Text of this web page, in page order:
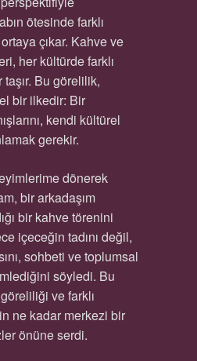
ötesinde farklı
çıkar. Kahve ve
her kültürde farklı
Bu görelilik,
bir ilkedir: Bir
kendi kültürel
gerekir.
dönerek
bir arkadaşım
bir kahve törenini
içeceğin tadını değil,
sohbeti ve toplumsal
söyledi. Bu
ve farklı
ne kadar merkezi bir
önüne serdi.